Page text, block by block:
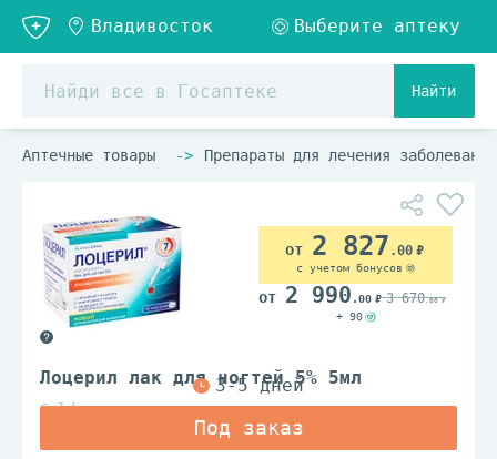
Найти
Аптечные товары Препараты для лечения
Лоцерил лак для ногтей 5% 5мл
Galderma
2 827 .00
с учетом бонусов
2 990 .00 3 670.00
+ 90